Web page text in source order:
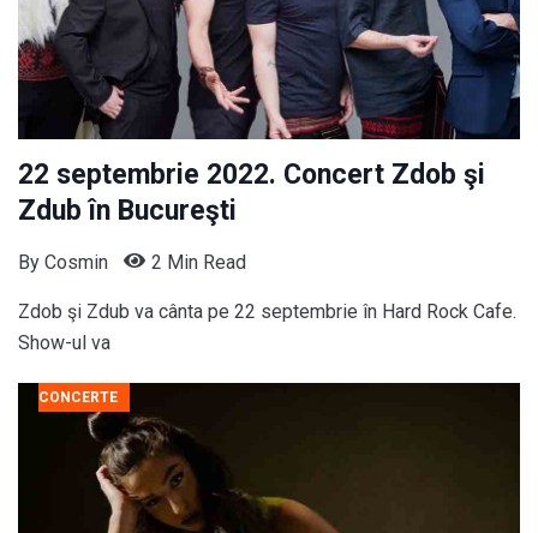
22 septembrie 2022. Concert Zdob şi
Zdub în Bucureşti
By Cosmin 2 Min Read
Zdob şi Zdub va cânta pe 22 septembrie în Hard Rock Cafe.
Show-ul va
CONCERTE